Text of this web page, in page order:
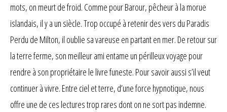
mots, on meurt de froid. Comme pour Barour, pêcheur à la morue
islandais, il y a un siècle. Trop occupé à retenir des vers du Paradis
Perdu de Milton, il oublie sa vareuse en partant en mer. De retour sur
la terre ferme, son meilleur ami entame un périlleux voyage pour
rendre à son propriétaire le livre funeste. Pour savoir aussi s’il veut
continuer à vivre. Entre ciel et terre, d’une force hypnotique, nous
offre une de ces lectures trop rares dont on ne sort pas indemne.